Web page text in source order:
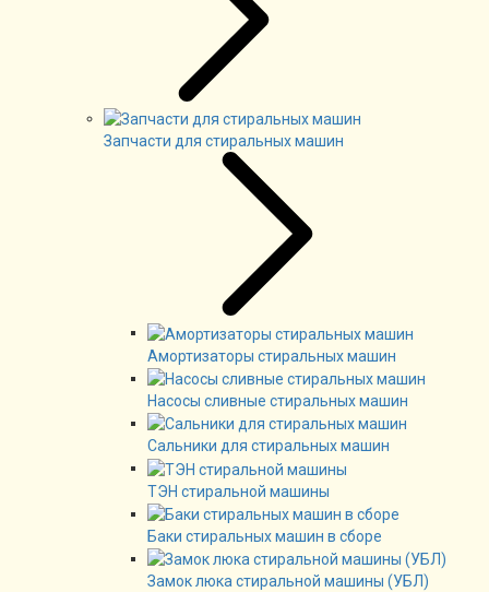
Запчасти для стиральных машин
Амортизаторы стиральных машин
Насосы сливные стиральных машин
Сальники для стиральных машин
ТЭН стиральной машины
Баки стиральных машин в сборе
Замок люка стиральной машины (УБЛ)